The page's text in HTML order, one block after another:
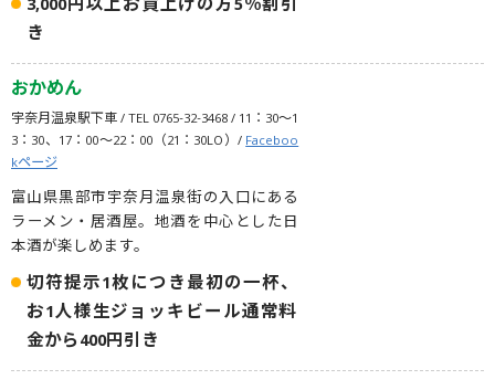
3,000円以上お買上げの方5％割引
き
おかめん
宇奈月温泉駅下車 / TEL 0765-32-3468 / 11：30〜1
3：30、17：00〜22：00（21：30LO）/Faceboo
kページ
富山県黒部市宇奈月温泉街の入口にある
ラーメン・居酒屋。地酒を中心とした日
本酒が楽しめます。
切符提示1枚につき最初の一杯、
お1人様生ジョッキビール通常料
金から400円引き